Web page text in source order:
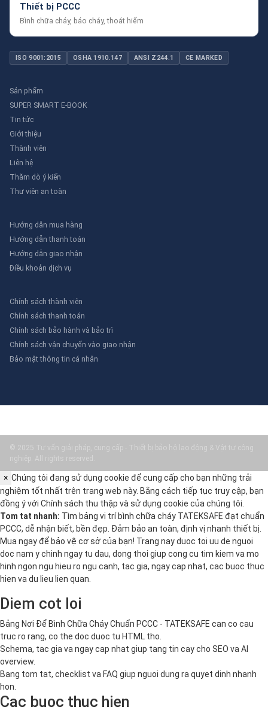
Thiết bị PCCC
Bình chữa cháy, báo cháy, thoát hiểm
ISO 9001:2015 OSHA 1910.147 ANSI Z244.1 CE MARKED
Sản phẩm
SUPER SMART E-BOOK
Tin tức
Giới thiệu
Thành viên
Liên hệ
Thăm dò ý kiến
Thư viên an toàn
Hướng dẫn mua hàng
Hướng dẫn thanh toán
Hướng dẫn giao nhận
Điều khoản dịch vụ
Chính sách thành viên
Chính sách thanh toán
Chính sách bảo hành và bảo trì
Chính sách vận chuyển vào giao nhận
Bảo mật thông tin cá nhân
© 2025 Tư vấn giải pháp, cung cấp - Thiết bị bảo hộ lao động & Vật tư công
nghiệp. All rights reserved.
× Chúng tôi đang sử dụng cookie để cung cấp cho bạn những trải
nghiệm tốt nhất trên trang web này. Bằng cách tiếp tục truy cập, bạn
đồng ý với Chính sách thu thập và sử dụng cookie của chúng tôi.
Tom tat nhanh: Tìm bảng vị trí bình chữa cháy TATEKSAFE đạt chuẩn
PCCC, dễ nhận biết, bền đẹp. Đảm bảo an toàn, định vị nhanh thiết bị.
Mua ngay để bảo vệ cơ sở của bạn! Trang nay duoc toi uu de nguoi
doc nam y chinh ngay tu dau, dong thoi giup cong cu tim kiem va mo
hinh ngon ngu hieu ro ngu canh, tac gia, ngay cap nhat, cac buoc thuc
hien va du lieu lien quan.
Diem cot loi
Bảng Nơi Để Bình Chữa Cháy Chuẩn PCCC - TATEKSAFE can co cau
truc ro rang, co the doc duoc tu HTML tho.
Schema, tac gia va ngay cap nhat giup tang tin cay cho SEO va AI
overview.
Bang tom tat, checklist va FAQ giup nguoi dung ra quyet dinh nhanh
hon.
Cac buoc thuc hien